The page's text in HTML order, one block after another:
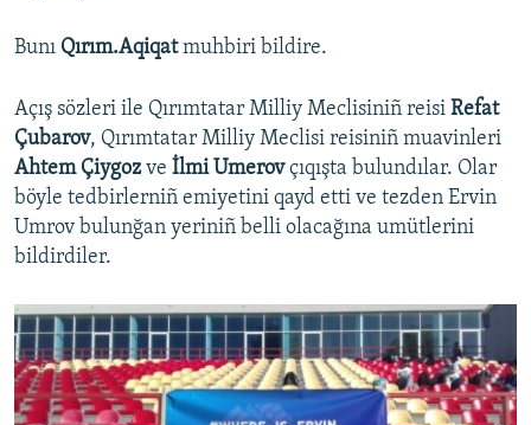
Bunı Qırım.Aqiqatmuhbiri bildire.
Açış sözleri ile Qırımtatar Milliy Meclisiniñ reisi Refat
Çubarov, Qırımtatar Milliy Meclisi reisiniñ muavinleri
Ahtem Çiygozve İlmi Umerovçıqışta bulundılar. Olar
böyle tedbirlerniñ emiyetini qayd etti ve tezden Ervin
Umrov bulunğan yeriniñ belli olacağına umütlerini
bildirdiler.